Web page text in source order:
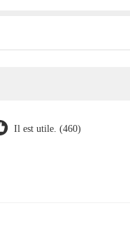
Il est utile. (460)